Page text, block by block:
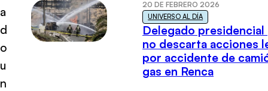
a
d
o
u
n
20 DE FEBRERO 2026
UNIVERSO AL DÍA
Delegado presidencial
no descarta acciones
por accidente de
gas en Renca